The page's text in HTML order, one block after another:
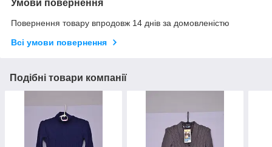
Умови повернення
Повернення товару впродовж 14 днів за домовленістю
Всі умови повернення
Подібні товари компанії